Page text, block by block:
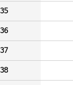
35
36
37
38